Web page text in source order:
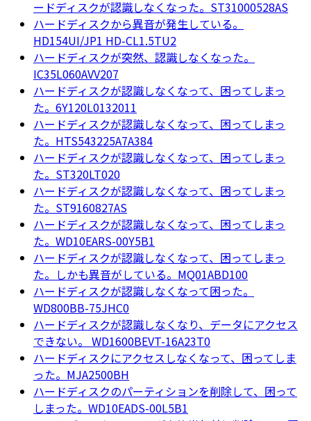
ードディスクが認識しなくなった。ST31000528AS
ハードディスクから異音が発生している。
HD154UI/JP1 HD-CL1.5TU2
ハードディスクが突然、認識しなくなった。
IC35L060AVV207
ハードディスクが認識しなくなって、困ってしまっ
た。6Y120L0132011
ハードディスクが認識しなくなって、困ってしまっ
た。HTS543225A7A384
ハードディスクが認識しなくなって、困ってしまっ
た。ST320LT020
ハードディスクが認識しなくなって、困ってしまっ
た。ST9160827AS
ハードディスクが認識しなくなって、困ってしまっ
た。WD10EARS-00Y5B1
ハードディスクが認識しなくなって、困ってしまっ
た。しかも異音がしている。MQ01ABD100
ハードディスクが認識しなくなって困った。
WD800BB-75JHC0
ハードディスクが認識しなくなり、データにアクセス
できない。 WD1600BEVT-16A23T0
ハードディスクにアクセスしなくなって、困ってしま
った。MJA2500BH
ハードディスクのパーティションを削除して、困って
しまった。WD10EADS-00L5B1